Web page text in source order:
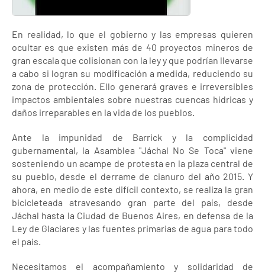
En realidad, lo que el gobierno y las empresas quieren
ocultar es que existen más de 40 proyectos mineros de
gran escala que colisionan con la ley y que podrían llevarse
a cabo si logran su modificación a medida, reduciendo su
zona de protección. Ello generará graves e irreversibles
impactos ambientales sobre nuestras cuencas hídricas y
daños irreparables en la vida de los pueblos.
Ante la impunidad de Barrick y la complicidad
gubernamental, la Asamblea "Jáchal No Se Toca" viene
sosteniendo un acampe de protesta en la plaza central de
su pueblo, desde el derrame de cianuro del año 2015. Y
ahora, en medio de este difícil contexto, se realiza la gran
bicicleteada atravesando gran parte del país, desde
Jáchal hasta la Ciudad de Buenos Aires, en defensa de la
Ley de Glaciares y las fuentes primarias de agua para todo
el país.
Necesitamos el acompañamiento y solidaridad de